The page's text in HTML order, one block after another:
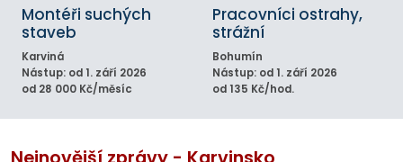
Montéři suchých
staveb
Karviná
Nástup: od 1. září 2026
od 28 000 Kč/měsíc
Pracovníci ostrahy,
strážní
Bohumín
Nástup: od 1. září 2026
od 135 Kč/hod.